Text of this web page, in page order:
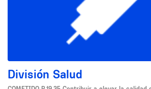
División Salud